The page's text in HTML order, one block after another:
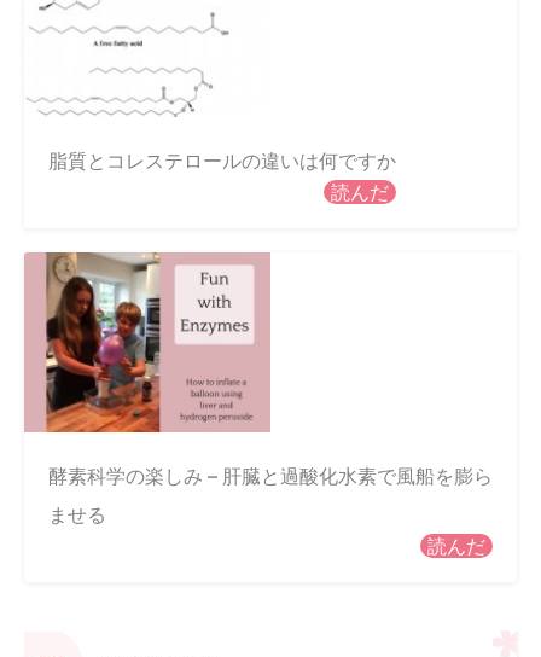
脂質とコレステロールの違いは何ですか
読んだ
酵素科学の楽しみ – 肝臓と過酸化水素で風船を膨ら
ませる
読んだ